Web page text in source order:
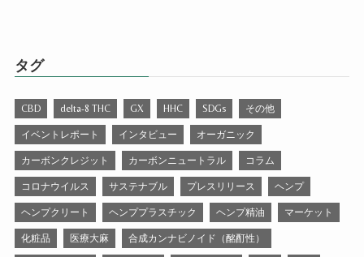
タグ
CBD delta-8 THC GX HHC SDGs その他
イベントレポート インタビュー オーガニック
カーボンクレジット カーボンニュートラル コラム
コロナウイルス サステナブル プレスリリース ヘンプ
ヘンプクリート ヘンププラスチック ヘンプ精油 マーケット
化粧品 医療大麻 合成カンナビノイド（酩酊性）